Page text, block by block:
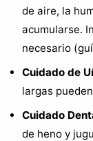
de aire, la
acumularse.
necesario
Cuidado de
largas
Cuidado
de heno y